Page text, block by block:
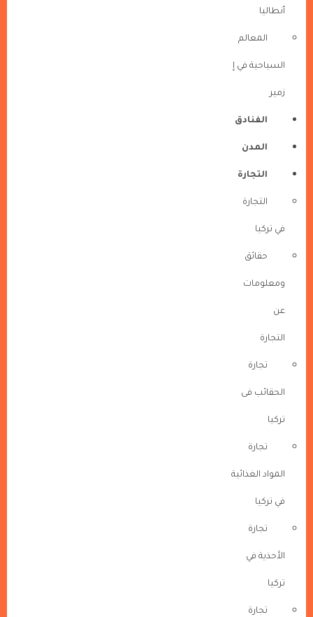
أنطاليا
المعالم
السياحية في إ
زمير
الفنادق
المدن
التجارة
التجارة
في تركيا
حقائق
ومعلومات
عن
التجارة
تجارة
الحقائب فى
تركيا
تجارة
المواد الغذائية
في تركيا
تجارة
الأحذية في
تركيا
تجارة